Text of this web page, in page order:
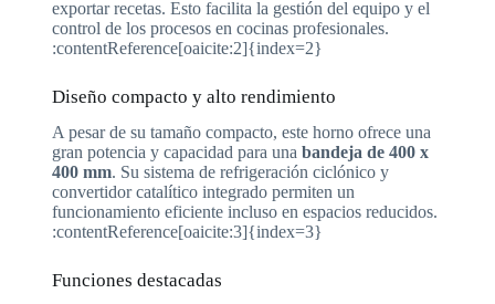
exportar recetas. Esto facilita la gestión del equipo y el
control de los procesos en cocinas profesionales.
:contentReference[oaicite:2]{index=2}
Diseño compacto y alto rendimiento
A pesar de su tamaño compacto, este horno ofrece una
gran potencia y capacidad para una bandeja de 400 x
400 mm. Su sistema de refrigeración ciclónico y
convertidor catalítico integrado permiten un
funcionamiento eficiente incluso en espacios reducidos.
:contentReference[oaicite:3]{index=3}
Funciones destacadas